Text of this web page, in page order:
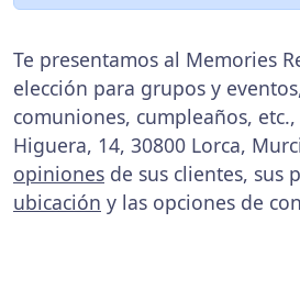
Te presentamos al Memories
elección para grupos y
comuniones, cumpleaños, etc.,
Higuera, 14, 30800 Lorca,
opiniones de sus clientes, sus
ubicación y las opciones de